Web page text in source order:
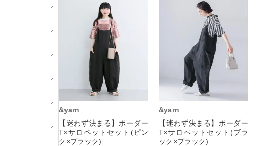
&yarn
【迷わず決まる】ボーダー
T×サロペットセット(ピン
ク×ブラック)
&yarn
【迷わず決まる】ボーダー
T×サロペットセット(ブラ
ック×ブラック)